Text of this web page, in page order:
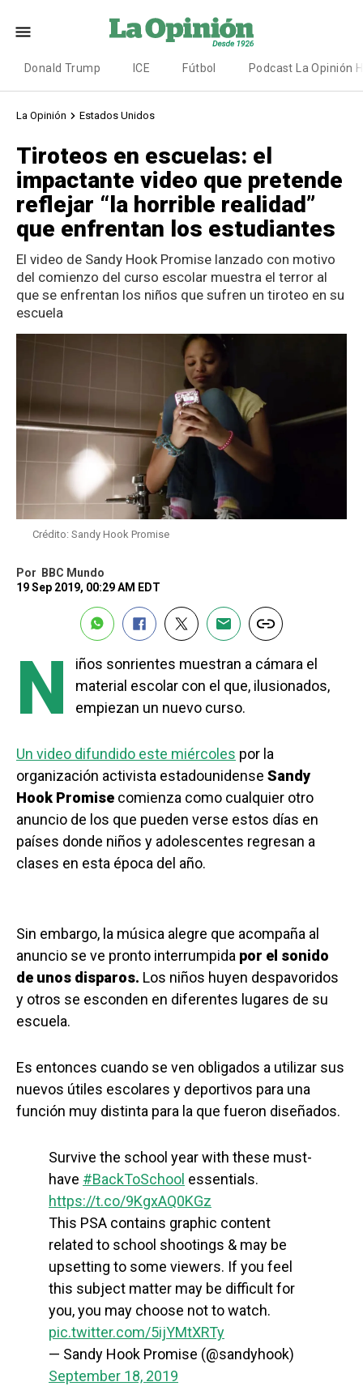
Donald Trump ICE Fútbol Podcast La Opinión
La Opinión Estados Unidos
Tiroteos en escuelas: el
impactante video que pretende
reflejar “la horrible realidad”
que enfrentan los estudiantes
El video de Sandy Hook Promise lanzado con motivo
del comienzo del curso escolar muestra el terror al
que se enfrentan los niños que sufren un tiroteo en su
escuela
Crédito: Sandy Hook Promise
Por
BBC Mundo
19 Sep 2019, 00:29 AM EDT
N
iños sonrientes muestran a cámara el
material escolar con el que, ilusionados,
empiezan un nuevo curso.
Un video difundido este miércoles por la
organización activista estadounidense Sandy
Hook Promise comienza como cualquier otro
anuncio de los que pueden verse estos días en
países donde niños y adolescentes regresan a
clases en esta época del año.
Sin embargo, la música alegre que acompaña al
anuncio se ve pronto interrumpida por el sonido
de unos disparos. Los niños huyen despavoridos
y otros se esconden en diferentes lugares de su
escuela.
Es entonces cuando se ven obligados a utilizar sus
nuevos útiles escolares y deportivos para una
función muy distinta para la que fueron diseñados.
Survive the school year with these must-
have #BackToSchool essentials.
https://t.co/9KgxAQ0KGz
This PSA contains graphic content
related to school shootings & may be
upsetting to some viewers. If you feel
this subject matter may be difficult for
you, you may choose not to watch.
pic.twitter.com/5ijYMtXRTy
— Sandy Hook Promise (@sandyhook)
September 18, 2019